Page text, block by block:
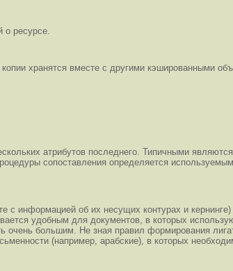
о ресурсе.
хранятся вместе с другими кэшированными
атрибутов последнего. Типичными
сопоставления определяется
с информацией об их несущих контурах и
удобным для документов, в которых
большим. Не зная правил формирования
(например, арабские), в которых